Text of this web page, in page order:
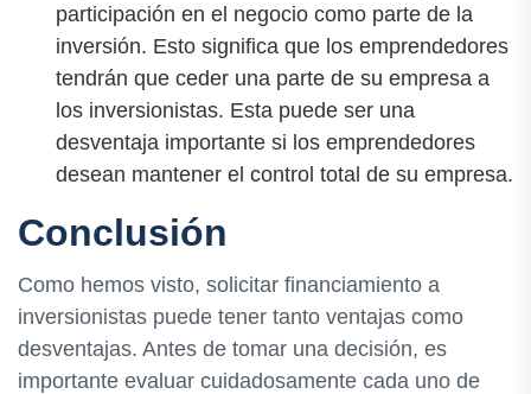
participación en el negocio como parte de la
inversión. Esto significa que los emprendedores
tendrán que ceder una parte de su empresa a
los inversionistas. Esta puede ser una
desventaja importante si los emprendedores
desean mantener el control total de su empresa.
Conclusión
Como hemos visto, solicitar financiamiento a
inversionistas puede tener tanto ventajas como
desventajas. Antes de tomar una decisión, es
importante evaluar cuidadosamente cada uno de